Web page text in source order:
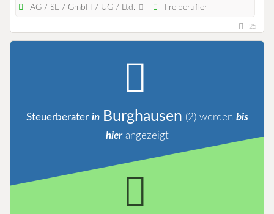
AG / SE / GmbH / UG / Ltd.
Freiberufler
25
Steuerberater in Burghausen (2)werden bis
hierangezeigt